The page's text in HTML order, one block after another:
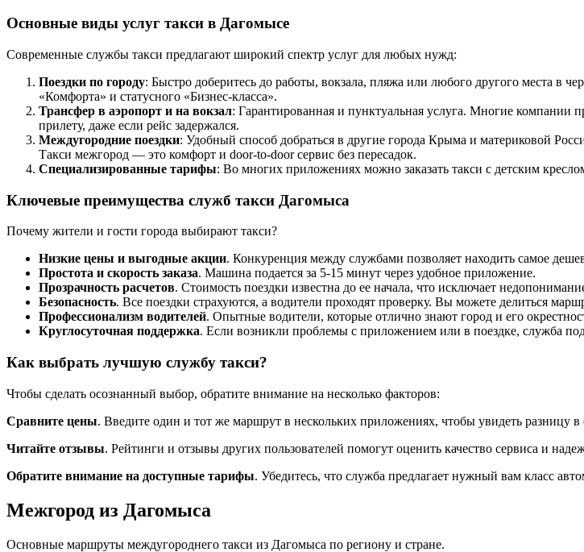
Основные виды услуг такси в Дагомысе
Современные службы такси предлагают широкий спектр услуг для любых нужд:
Поездки по городу: Быстро доберитесь до работы, вокзала, пляжа или любого другого места в
«Комфорта» и статусного «Бизнес-класса».
Трансфер в аэропорт и на вокзал: Гарантированная и пунктуальная услуга. Многие компании
прилету, даже если рейс задержался.
Междугородние поездки: Удобный способ добраться в другие города Крыма и материковой
Такси межгород — это комфорт и door-to-door сервис без пересадок.
Специализированные тарифы: Во многих приложениях можно заказать такси с детским
Ключевые преимущества служб такси Дагомыса
Почему жители и гости города выбирают такси?
Низкие цены и выгодные акции. Конкуренция между службами позволяет находить самое
Простота и скорость заказа. Машина подается за 5-15 минут через удобное приложение.
Прозрачность расчетов. Стоимость поездки известна до ее начала, что исключает
Безопасность. Все поездки страхуются, а водители проходят проверку. Вы можете делиться
Профессионализм водителей. Опытные водители, которые отлично знают город и его
Круглосуточная поддержка. Если возникли проблемы с приложением или в поездке, служба
Как выбрать лучшую службу такси?
Чтобы сделать осознанный выбор, обратите внимание на несколько факторов:
Сравните цены. Введите один и тот же маршрут в нескольких приложениях, чтобы увидеть разницу в
Читайте отзывы. Рейтинги и отзывы других пользователей помогут оценить качество сервиса и
Обратите внимание на доступные тарифы. Убедитесь, что служба предлагает нужный вам класс
Межгород из Дагомыса
Основные маршруты междугороднего такси из Дагомыса по региону и стране.